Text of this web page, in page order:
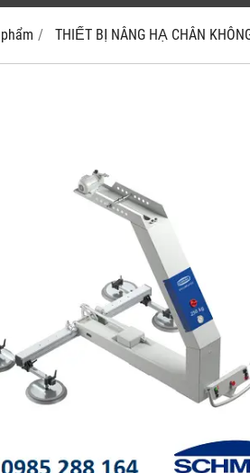
THIẾT BỊ NÂNG HẠ CHÂN